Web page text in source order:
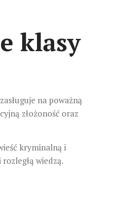
klasy
na poważną
złożoność oraz
kryminalną i
wiedzą.